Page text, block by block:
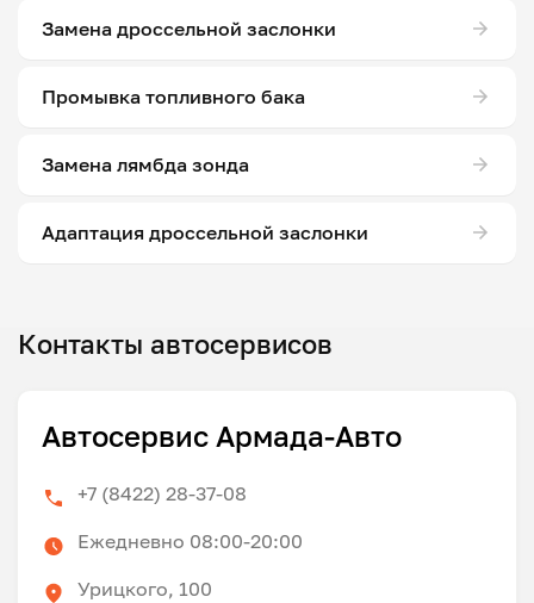
Замена дроссельной заслонки
Промывка топливного бака
Замена лямбда зонда
Адаптация дроссельной заслонки
Контакты автосервисов
Автосервис Армада-Авто
+7 (8422) 28-37-08
Ежедневно 08:00-20:00
Урицкого, 100